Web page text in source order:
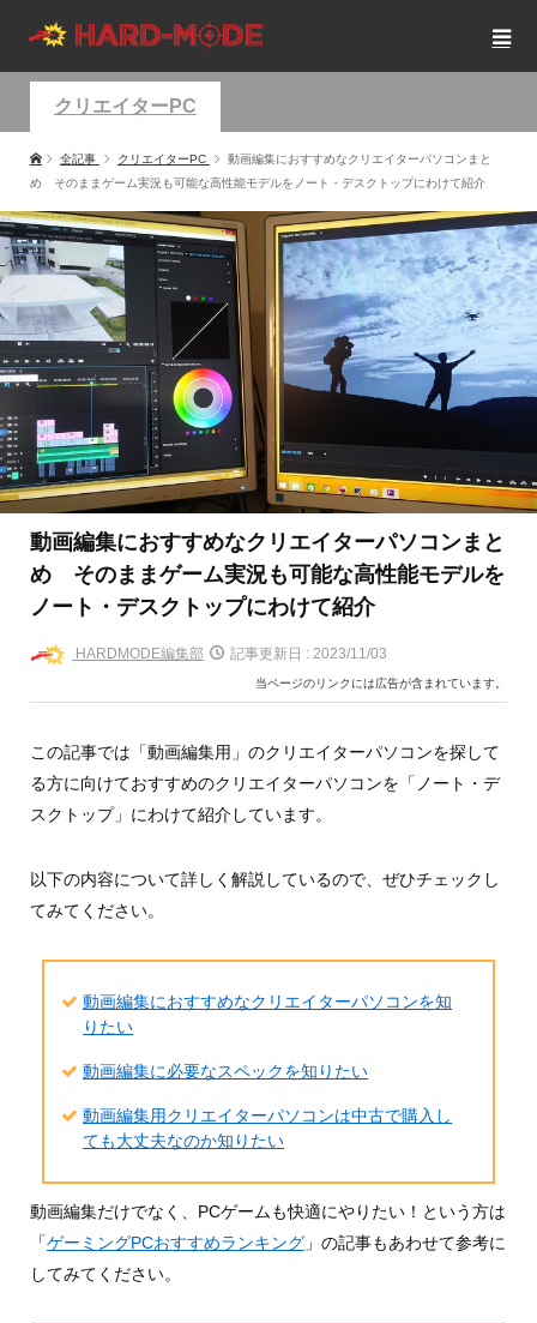
クリエイターPC
全記事 クリエイターPC
動画編集におすすめなクリエイターパソコンまと
め そのままゲーム実況も可能な高性能モデルをノート・デスクトップにわけて紹介
動画編集におすすめなクリエイターパソコンまと
め そのままゲーム実況も可能な高性能モデルを
ノート・デスクトップにわけて紹介
HARDMODE編集部 記事更新日 : 2023/11/03
当ページのリンクには広告が含まれています。
この記事では「動画編集用」のクリエイターパソコンを探して
る方に向けておすすめのクリエイターパソコンを「ノート・デ
スクトップ」にわけて紹介しています。
以下の内容について詳しく解説しているので、ぜひチェックし
てみてください。
動画編集におすすめなクリエイターパソコンを知
りたい
動画編集に必要なスペックを知りたい
動画編集用クリエイターパソコンは中古で購入し
ても大丈夫なのか知りたい
動画編集だけでなく、PCゲームも快適にやりたい！という方は
「ゲーミングPCおすすめランキング」の記事もあわせて参考に
してみてください。